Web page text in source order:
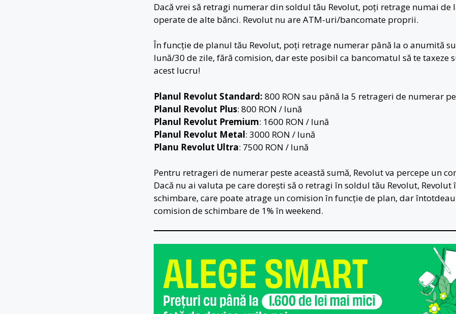
Dacă vrei să retragi numerar din soldul tău Revolut, poți retrage numai de
operate de alte bănci. Revolut nu are ATM-uri/bancomate proprii.
În funcție de planul tău Revolut, poți retrage numerar până la o anumită
lună/30 de zile, fără comision, dar este posibil ca bancomatul să te
acest lucru!
Planul Revolut Standard: 800 RON sau până la 5 retrageri de numerar
Planul Revolut Plus: 800 RON / lună
Planul Revolut Premium: 1600 RON / lună
Planul Revolut Metal: 3000 RON / lună
Planu Revolut Ultra: 7500 RON / lună
Pentru retrageri de numerar peste această sumă, Revolut va percepe un
Dacă nu ai valuta pe care dorești să o retragi în soldul tău Revolut, Revolut
schimbare, care poate atrage un comision în funcție de plan, dar
comision de schimbare de 1% în weekend.